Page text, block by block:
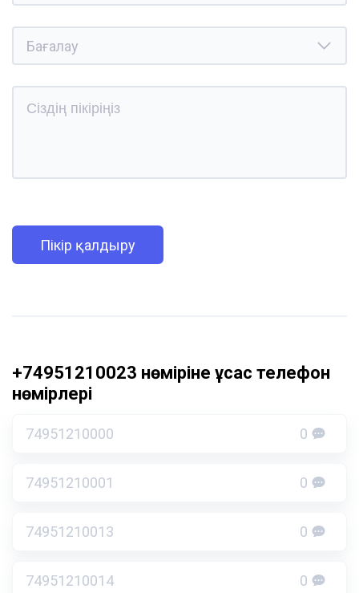
Пікір қалдыру
+74951210023 нөміріне ұқсас телефон
нөмірлері
74951210000 0
74951210001 0
74951210013 0
74951210014 0